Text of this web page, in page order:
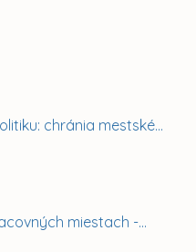
Košice menia sociálnu politiku: chránia mestské byty...
miestach -...